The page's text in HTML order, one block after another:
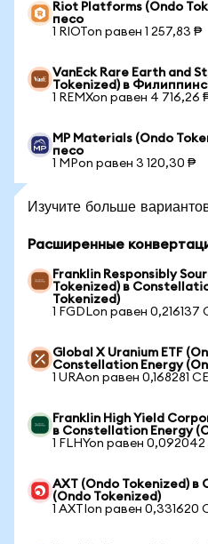
Riot Platforms (Ondo
песо
1 RIOTon равен 1 257,83 ₱
VanEck Rare Earth and
Tokenized) в
1 REMXon равен 4 716,26
MP Materials (Ondo
песо
1 MPon равен 3 120,30 ₱
Изучите больше
Расширенные
Franklin Responsibly
Tokenized) в
Tokenized)
1 FGDLon равен 0,216137
Global X Uranium ETF
Constellation Energy
1 URAon равен 0,168281
Franklin High Yield
в Constellation Energy
1 FLHYon равен 0,092042
AXT (Ondo Tokenized) в
(Ondo Tokenized)
1 AXTIon равен 0,331620